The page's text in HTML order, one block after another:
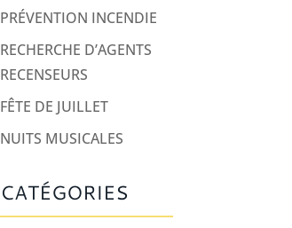
PRÉVENTION INCENDIE
RECHERCHE D’AGENTS
RECENSEURS
FÊTE DE JUILLET
NUITS MUSICALES
CATÉGORIES